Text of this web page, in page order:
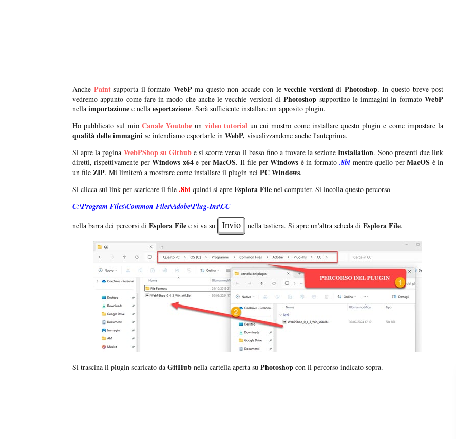
Anche Paint supporta il formato WebPma questo non accade con levecchie versionidi Photoshop. In questo breve post
vedremo appunto come fare in modo che anche le vecchie versioni diPhotoshop supportino le immagini in formatoWebP
nella importazione e nella esportazione. Sarà sufficiente installare un apposito plugin.
Ho pubblicato sul mio Canale Youtube un video tutorialun cui mostro come installare questo plugin e come impostare la
qualità delle immagini se intendiamo esportarle in WebP, visualizzandone anche l'anteprima.
Si apre la pagina WebPShop su Githube si scorre verso il basso fino a trovare la sezioneInstallation. Sono presenti due link
diretti, rispettivamente perWindows x64e perMacOS. Il file perWindows è in formato.8bi mentre quello perMacOS è in
un file ZIP. Mi limiterò a mostrare come installare il plugin nei PC Windows.
Si clicca sul link per scaricare il file .8bi quindi si apre Esplora File nel computer. Si incolla questo percorso
C:\Program Files\Common Files\Adobe\Plug-Ins\CC
nella barra dei percorsi di Esplora File e si va su Invio nella tastiera. Si apre un'altra scheda di Esplora File.
Si trascina il plugin scaricato da GitHub nella cartella aperta su Photoshop con il percorso indicato sopra.